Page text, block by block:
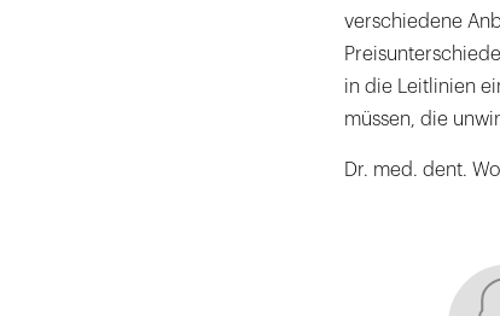
verschiedene
in die Leitlinien
müssen, die
Dr. med. dent.